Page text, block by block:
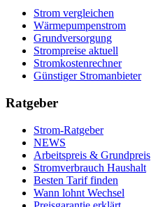
Strom vergleichen
Wärmepumpenstrom
Grundversorgung
Strompreise aktuell
Stromkostenrechner
Günstiger Stromanbieter
Ratgeber
Strom-Ratgeber
NEWS
Arbeitspreis & Grundpreis
Stromverbrauch Haushalt
Besten Tarif finden
Wann lohnt Wechsel